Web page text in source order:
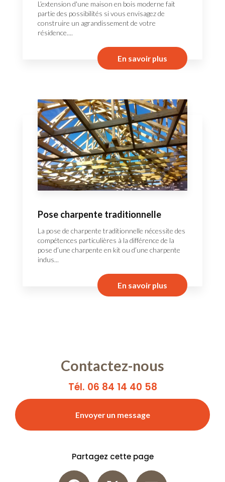
L’extension d'une maison en bois moderne fait
partie des possibilités si vous envisagez de
construire un agrandissement de votre
résidence....
En savoir plus
Pose charpente traditionnelle
La pose de charpente traditionnelle nécessite des
compétences particulières à la différence de la
pose d’une charpente en kit ou d’une charpente
indus...
En savoir plus
Contactez-nous
Tél. 06 84 14 40 58
Envoyer un message
Partagez cette page
Facebook